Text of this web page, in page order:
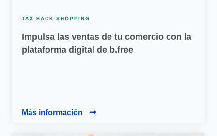
TAX BACK SHOPPING
Impulsa las ventas de tu comercio con la
plataforma digital de b.free
Más información